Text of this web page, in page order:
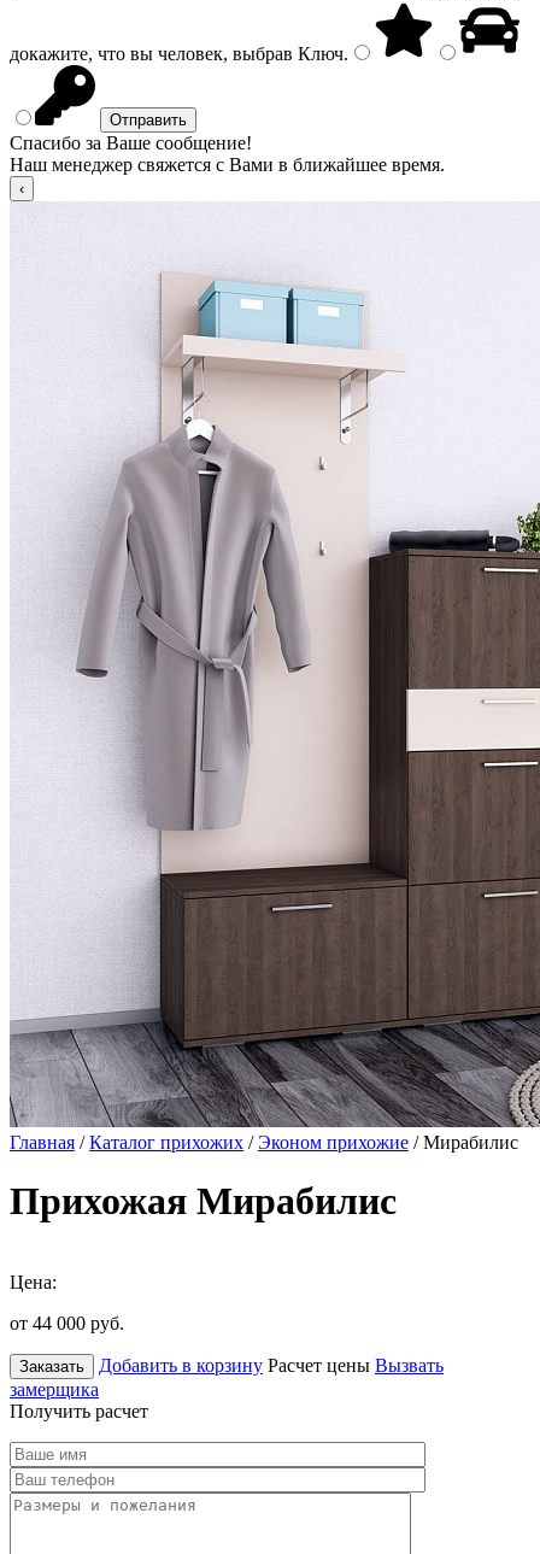
докажите, что вы человек, выбрав Ключ.
Спасибо за Ваше сообщение!
Наш менеджер свяжется с Вами в ближайшее время.
Главная /Каталог прихожих /Эконом прихожие / Мирабилис
Прихожая Мирабилис
Цена:
от 44 000 руб.
Заказать Добавить в корзину Расчет цены Вызвать
замерщика
Получить расчет